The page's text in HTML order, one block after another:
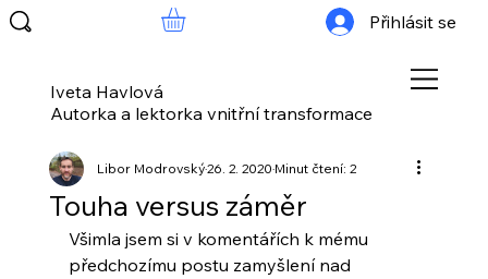
Iveta Havlová
Autorka a lektorka vnitřní transformace
Přihlásit se
Touha versus záměr
Libor Modrovský26. 2. 2020Minut čtení: 2
Všimla jsem si v komentářích k mému
předchozímu postu zamyšlení nad